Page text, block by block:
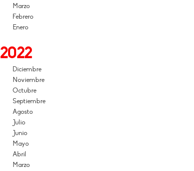
Marzo
Febrero
Enero
2022
Diciembre
Noviembre
Octubre
Septiembre
Agosto
Julio
Junio
Mayo
Abril
Marzo